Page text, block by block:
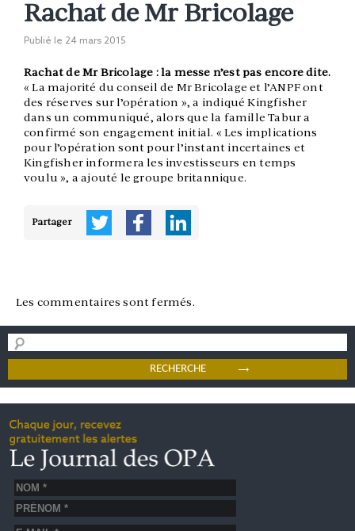
Rachat de Mr Bricolage
Publié le 24 mars 2015
Rachat de Mr Bricolage : la messe n’est pas encore dite.
« La majorité du conseil de Mr Bricolage et l’ANPF ont
des réserves sur l’opération », a indiqué Kingfisher
dans un communiqué, alors que la famille Tabur a
confirmé son engagement initial. « Les implications
pour l’opération sont pour l’instant incertaines et
Kingfisher informera les investisseurs en temps
voulu », a ajouté le groupe britannique.
Partager
Les commentaires sont fermés.